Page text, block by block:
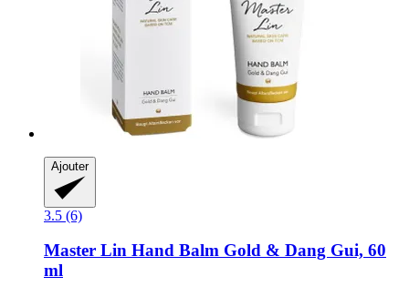
Ajouter
3.5 (6)
Master Lin Hand Balm Gold & Dang Gui, 60
ml